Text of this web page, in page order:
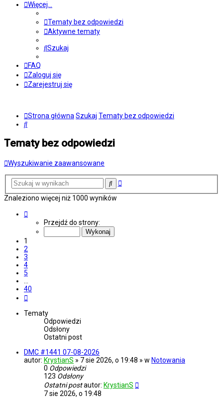
Więcej…
Tematy bez odpowiedzi
Aktywne tematy
Szukaj
FAQ
Zaloguj się
Zarejestruj się
Strona główna Szukaj Tematy bez odpowiedzi
Szukaj
Tematy bez odpowiedzi
Wyszukiwanie zaawansowane
SzukajWyszukiwanie
Znaleziono więcej niż 1000 wyników
Przejdź do strony:
1
2
3
4
5
…
40
Tematy
Odpowiedzi
Odsłony
Ostatni post
DMC #1441 07-08-2026
autor: KrystianS » 7 sie 2026, o 19:48 » w Notowania
0 Odpowiedzi
123 Odsłony
Ostatni postautor: KrystianS
7 sie 2026, o 19:48